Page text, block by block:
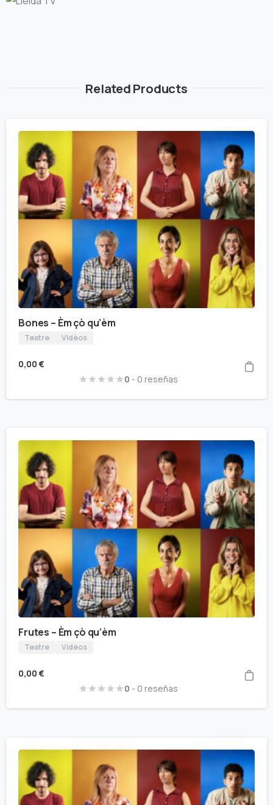
Related Products
Bones – Èm çò qu’èm
Teatre Vidèos
0,00 €
0 - 0 reseñas
Frutes – Èm çò qu’èm
Teatre Vidèos
0,00 €
0 - 0 reseñas